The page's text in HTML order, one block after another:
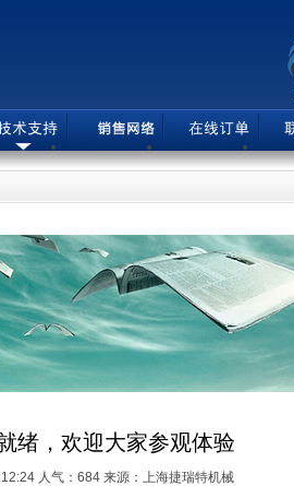
绪，欢迎大家参观体验
人气：684 来源： 上海捷瑞特机械